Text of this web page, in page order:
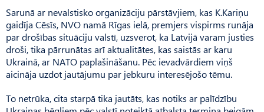
Sarunā ar nevalstisko organizāciju pārstāvjiem, kas K.Kariņu
gaidīja Cēsīs, NVO namā Rīgas ielā, premjers vispirms runāja
par drošības situāciju valstī, uzsverot, ka Latvijā varam justies
droši, tika pārrunātas arī aktualitātes, kas saistās ar karu
Ukrainā, ar NATO paplašināšanu. Pēc ievadvārdiem viņš
aicināja uzdot jautājumu par jebkuru interesējošo tēmu.
To netrūka, cita starpā tika jautāts, kas notiks ar palīdzību